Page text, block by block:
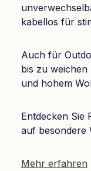
kabellos für
Auch für
bis zu
und hohem
Entdecken Sie
auf besondere
Mehr erfahren